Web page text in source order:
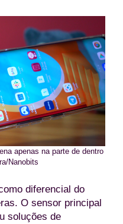
apenas na parte de dentro
Nanobits
diferencial do
O sensor principal
soluções de